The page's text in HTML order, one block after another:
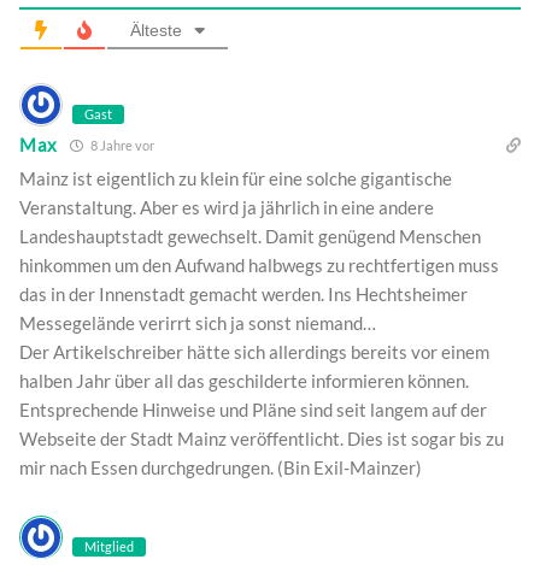
Älteste
Gast
Max 8 Jahre vor
Mainz ist eigentlich zu klein für eine solche gigantische
Veranstaltung. Aber es wird ja jährlich in eine andere
Landeshauptstadt gewechselt. Damit genügend Menschen
hinkommen um den Aufwand halbwegs zu rechtfertigen muss
das in der Innenstadt gemacht werden. Ins Hechtsheimer
Messegelände verirrt sich ja sonst niemand…
Der Artikelschreiber hätte sich allerdings bereits vor einem
halben Jahr über all das geschilderte informieren können.
Entsprechende Hinweise und Pläne sind seit langem auf der
Webseite der Stadt Mainz veröffentlicht. Dies ist sogar bis zu
mir nach Essen durchgedrungen. (Bin Exil-Mainzer)
Mitglied